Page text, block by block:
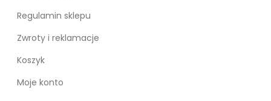
Regulamin sklepu
Zwroty i reklamacje
Koszyk
Moje konto